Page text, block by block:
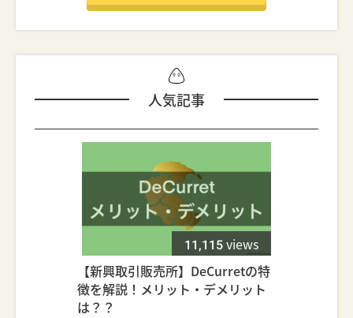
人気記事
11,115views
【新興取引販売所】DeCurretの特
徴を解説！メリット・デメリット
は？？